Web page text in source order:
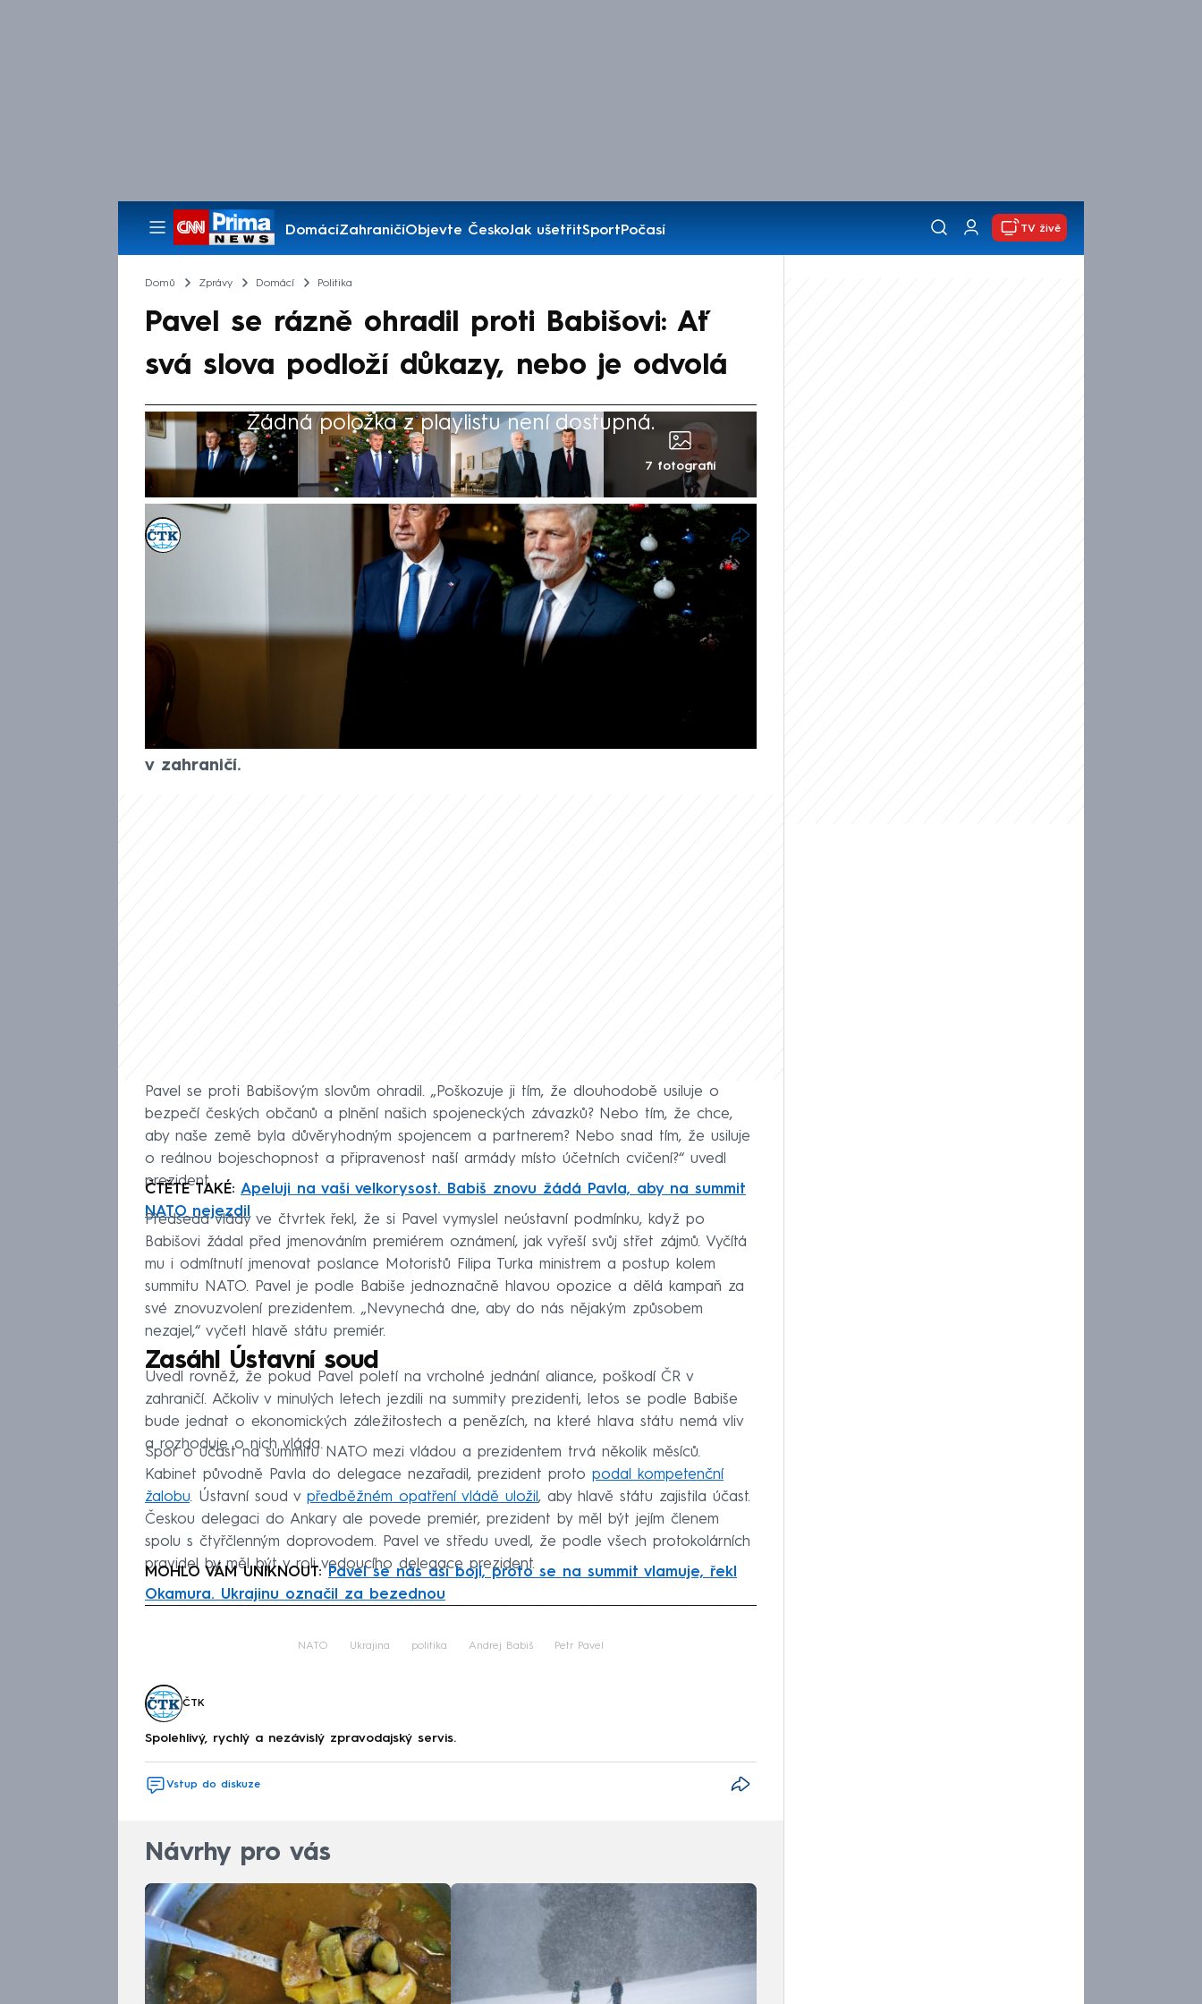
DomácíZahraničíObjevte ČeskoJak ušetřitSportPočasí
Pořady
TV živě
Domů Zprávy Domácí Politika
Pavel se rázně ohradil proti Babišovi: Ať
svá slova podloží důkazy, nebo je odvolá
Žádná položka z playlistu není dostupná.
7 fotografií
ČTK
Akt. 2. čvc 2026, 18:52
Premiér Andrej Babiš (ANO) by měl podle prezidenta Petra Pavla buď
podložit konkrétními důkazy závažná tvrzení, že si prezident vykládá
ústavu podle svého a poškozuje ČR, nebo vzít svá slova zpět. Pavel to
uvedl ve vyjádření, které ČTK poskytl Hrad. Babiš ve čtvrtek v
rozhovoru s Deníkem.cz řekl, že hlavním problémem prezidenta je, že
si vykládá ústavu, jak chce. Uvedl také, že tím, co Pavel dělá a pokud
poletí na summit Severoatlantické aliance (NATO) v Ankaře, poškodí ČR
v zahraničí.
Pavel se proti Babišovým slovům ohradil. „Poškozuje ji tím, že dlouhodobě usiluje o
bezpečí českých občanů a plnění našich spojeneckých závazků? Nebo tím, že chce,
aby naše země byla důvěryhodným spojencem a partnerem? Nebo snad tím, že usiluje
o reálnou bojeschopnost a připravenost naší armády místo účetních cvičení?“ uvedl
prezident.
ČTĚTE TAKÉ: Apeluji na vaši velkorysost. Babiš znovu žádá Pavla, aby na summit
NATO nejezdil
Předseda vlády ve čtvrtek řekl, že si Pavel vymyslel neústavní podmínku, když po
Babišovi žádal před jmenováním premiérem oznámení, jak vyřeší svůj střet zájmů. Vyčítá
mu i odmítnutí jmenovat poslance Motoristů Filipa Turka ministrem a postup kolem
summitu NATO. Pavel je podle Babiše jednoznačně hlavou opozice a dělá kampaň za
své znovuzvolení prezidentem. „Nevynechá dne, aby do nás nějakým způsobem
nezajel,“ vyčetl hlavě státu premiér.
Zasáhl Ústavní soud
Uvedl rovněž, že pokud Pavel poletí na vrcholné jednání aliance, poškodí ČR v
zahraničí. Ačkoliv v minulých letech jezdili na summity prezidenti, letos se podle Babiše
bude jednat o ekonomických záležitostech a penězích, na které hlava státu nemá vliv
a rozhoduje o nich vláda.
Spor o účast na summitu NATO mezi vládou a prezidentem trvá několik měsíců.
Kabinet původně Pavla do delegace nezařadil, prezident proto podal kompetenční
žalobu. Ústavní soud v předběžném opatření vládě uložil, aby hlavě státu zajistila účast.
Českou delegaci do Ankary ale povede premiér, prezident by měl být jejím členem
spolu s čtyřčlenným doprovodem. Pavel ve středu uvedl, že podle všech protokolárních
pravidel by měl být v roli vedoucího delegace prezident.
MOHLO VÁM UNIKNOUT:Pavel se nás asi bojí, proto se na summit vlamuje, řekl
Okamura. Ukrajinu označil za bezednou
NATO Ukrajina politika Andrej Babiš Petr Pavel
ČTK
Spolehlivý, rychlý a nezávislý zpravodajský servis.
Vstup do diskuze
Návrhy pro vás